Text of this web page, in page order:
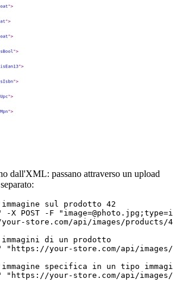
dall'XML: passano attraverso un upload
sul prodotto 42
-X POST -F
store.com/api/images/products/
di un prodotto
"https://your-store.com/api/
specifica in un tipo
"https://your-store.com/api/